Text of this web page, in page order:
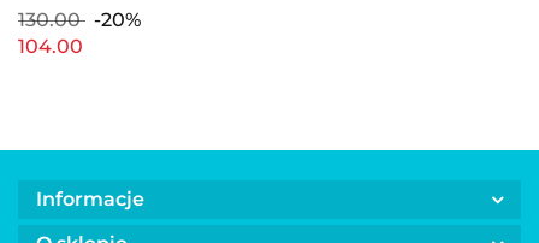
130.00
-20%
104.00
Informacje